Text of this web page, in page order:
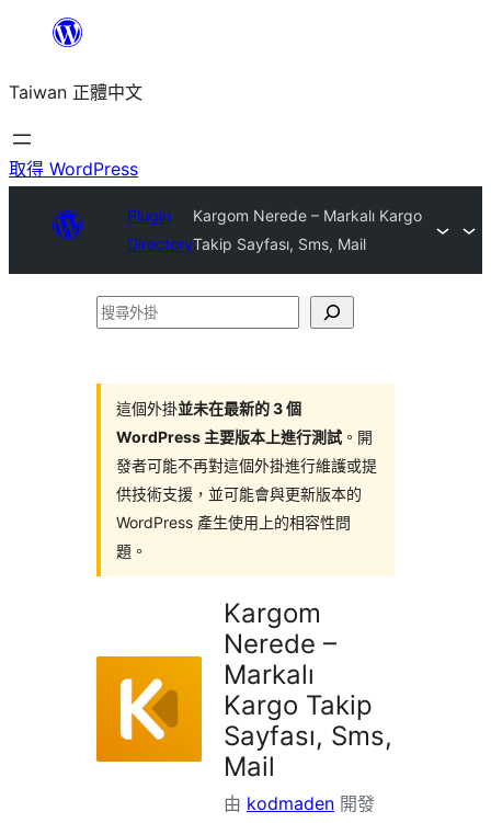
主
要
內
Taiwan 正體中文
取得 WordPress
Plugin
Directory
Kargom Nerede – Markalı Kargo
Takip Sayfası, Sms, Mail
搜
這個外掛並未在最新的 3 個
WordPress 主要版本上進行測試 。開
發者可能不再對這個外掛進行維護或提
供技術支援，並可能會與更新版本的
WordPress 產生使用上的相容性問
題。
Kargom
Nerede –
Markalı
Kargo Takip
Sayfası, Sms,
Mail
由 kodmaden 開發